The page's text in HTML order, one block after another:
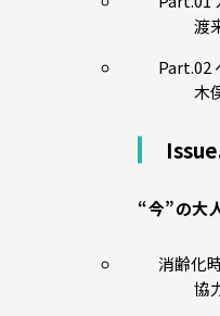
渡
Part.02
木
“今”の大
消齢化
協